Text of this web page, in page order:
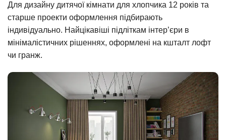
Для дизайну дитячої кімнати для хлопчика 12 років та
старше проекти оформлення підбирають
індивідуально. Найцікавіші підліткам інтер’єри в
мінімалістичних рішеннях, оформлені на кшталт лофт
чи гранж.